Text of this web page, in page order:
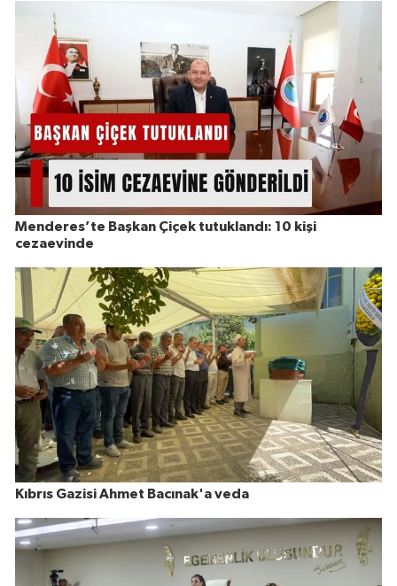
Menderes’te Başkan Çiçek tutuklandı: 10 kişi
cezaevinde
Kıbrıs Gazisi Ahmet Bacınak'a veda